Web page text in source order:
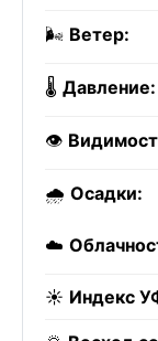
🌬️ Ветер:
🌡️ Давление:
👁️
🌧️ Осадки:
☁️
☀️ Индекс